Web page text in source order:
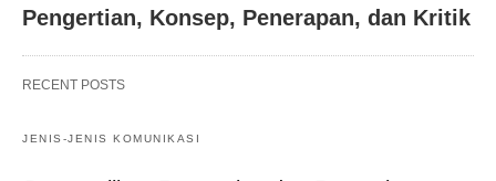
Pengertian, Konsep, Penerapan, dan Kritik
RECENT POSTS
JENIS-JENIS KOMUNIKASI